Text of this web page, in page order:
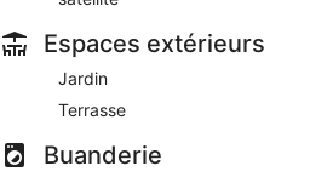
Espaces extérieurs
Jardin
Terrasse
Buanderie